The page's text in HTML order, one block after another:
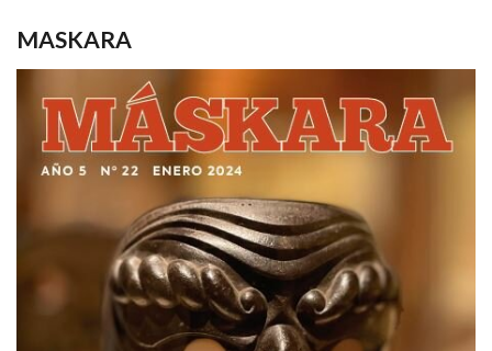
MASKARA